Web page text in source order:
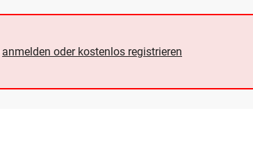
anmelden oder kostenlos registrieren